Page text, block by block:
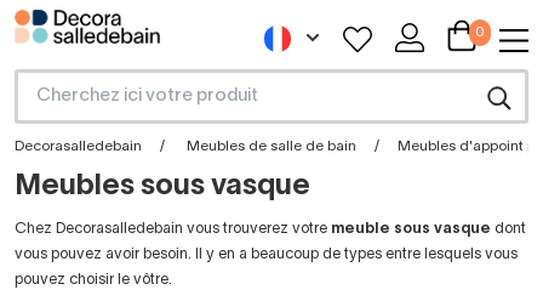
0
Decorasalledebain Meubles de salle de bain Meubles d'appoint
Meubles sous vasque
Chez Decorasalledebain vous trouverez votre meuble sous vasque dont
vous pouvez avoir besoin. Il y en a beaucoup de types entre lesquels vous
pouvez choisir le vôtre.